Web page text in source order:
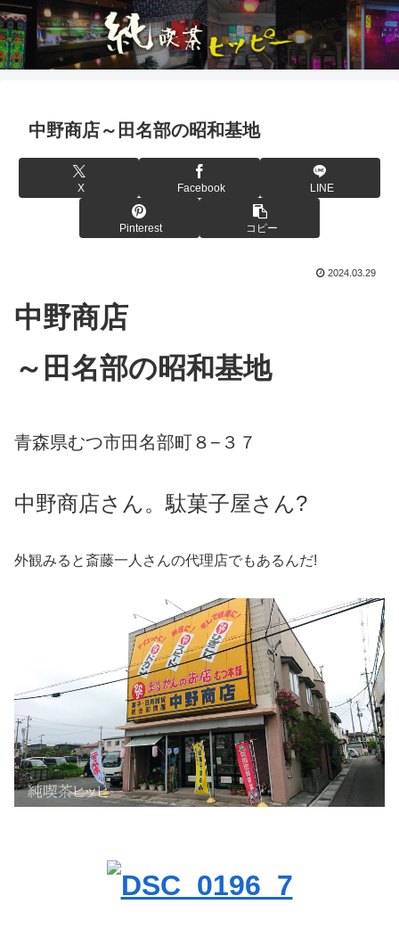
中野商店～田名部の昭和基地
X Facebook LINE
Pinterest コピー
2024.03.29
中野商店
～田名部の昭和基地
青森県むつ市田名部町８−３７
中野商店さん。駄菓子屋さん?
外観みると斎藤一人さんの代理店でもあるんだ!